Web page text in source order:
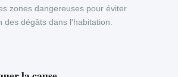
zones dangereuses pour éviter
des dégâts dans l'habitation.